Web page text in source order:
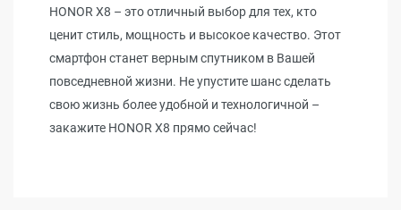
HONOR X8 – это отличный выбор для тех, кто
ценит стиль, мощность и высокое качество. Этот
смартфон станет верным спутником в Вашей
повседневной жизни. Не упустите шанс сделать
свою жизнь более удобной и технологичной –
закажите HONOR X8 прямо сейчас!